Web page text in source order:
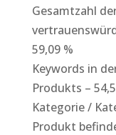
Gesamtzahl
59,09 %
Keywords in
Produkts –
Kategorie /
Produkt